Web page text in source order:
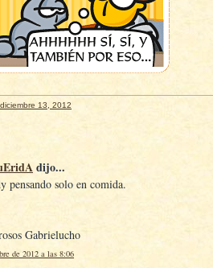
13, 2012
dijo...
pensando solo en comida.
Gabrielucho
de 2012 a las 8:06